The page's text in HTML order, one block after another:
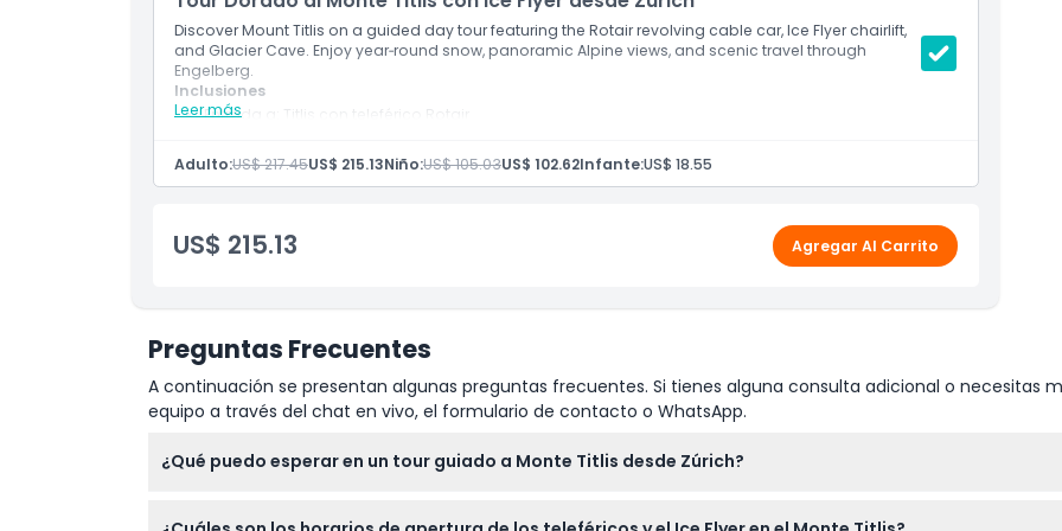
Cosas a Saber
Ubicación
Discover Mount Titlis on a guided day tour featuring the Rotair revolving cable car, Ice Flyer chairlift,
and Glacier Cave. Enjoy year‑round snow, panoramic Alpine views, and scenic travel through
Engelberg.
Leer más
Inclusiones
Entrada a: Titlis con teleférico Rotair
Conductor/guía profesional de habla inglesa
Trineo de neumáticos en la nieve (si hay suficiente nieve)
Adulto:US$ 217.45US$ 215.13Niño:US$ 105.03US$ 102.62Infante:US$ 18.55
US$ 215.13 Agregar Al Carrito
Preguntas Frecuentes
A continuación se presentan algunas preguntas frecuentes. Si tienes alguna consulta adicional o necesitas
equipo a través del chat en vivo, el formulario de contacto o WhatsApp.
¿Qué puedo esperar en un tour guiado a Monte Titlis desde Zúrich?